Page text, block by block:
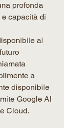
profonda
capacità di
al
a
disponibile
Google AI
Cloud.